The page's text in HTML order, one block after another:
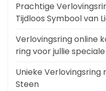
Prachtige
Tijdloos Symbool van
Verlovingsring online
ring voor jullie
Unieke
Steen